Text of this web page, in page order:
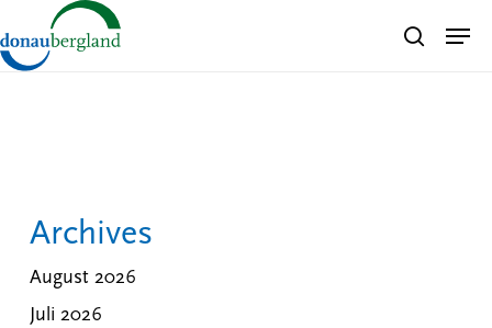
to
main
search
Archives
August 2026
Juli 2026